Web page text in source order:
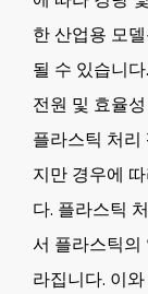
한 산업용 모
될 수 있습니다.
전원 및 효율성
플라스틱 처리
지만 경우에
다. 플라스틱
서 플라스틱의
라집니다. 이